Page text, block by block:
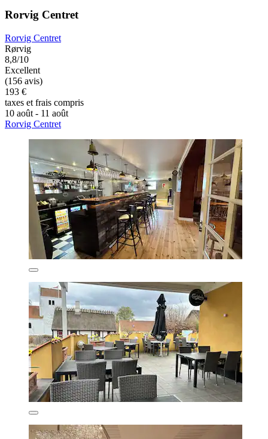
Rorvig Centret
Rorvig Centret
Rørvig
8,8/10
Excellent
(156 avis)
193 €
taxes et frais compris
10 août - 11 août
Rorvig Centret